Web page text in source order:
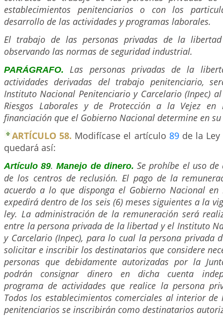
establecimientos penitenciarios o con los
desarrollo de las actividades y programas laborales.
El trabajo de las personas privadas de la
observando las normas de seguridad industrial.
PARÁGRAFO.
Las personas privadas de la
actividades derivadas del trabajo penitenciario,
Instituto Nacional Penitenciario y Carcelario (Inpec)
Riesgos Laborales y de Protección a la Vejez
financiación que el Gobierno Nacional determine en
ARTÍCULO 58. Modifícase el artículo 89de la Ley
quedará así:
Artículo 89.Manejo de dinero.Se prohíbe el uso
de los centros de reclusión. El pago de la
acuerdo a lo que disponga el Gobierno Nacional en
expedirá dentro de los seis (6) meses siguientes a la
ley. La administración de la remuneración será
entre la persona privada de la libertad y el Instituto
y Carcelario (Inpec), para lo cual la persona privada
solicitar e inscribir los destinatarios que considere
personas que debidamente autorizadas por la
podrán consignar dinero en dicha cuenta
programa de actividades que realice la persona
Todos los establecimientos comerciales al interior de
penitenciarios se inscribirán como destinatarios